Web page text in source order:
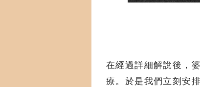
在經過詳細解說後，
療。於是我們立刻安